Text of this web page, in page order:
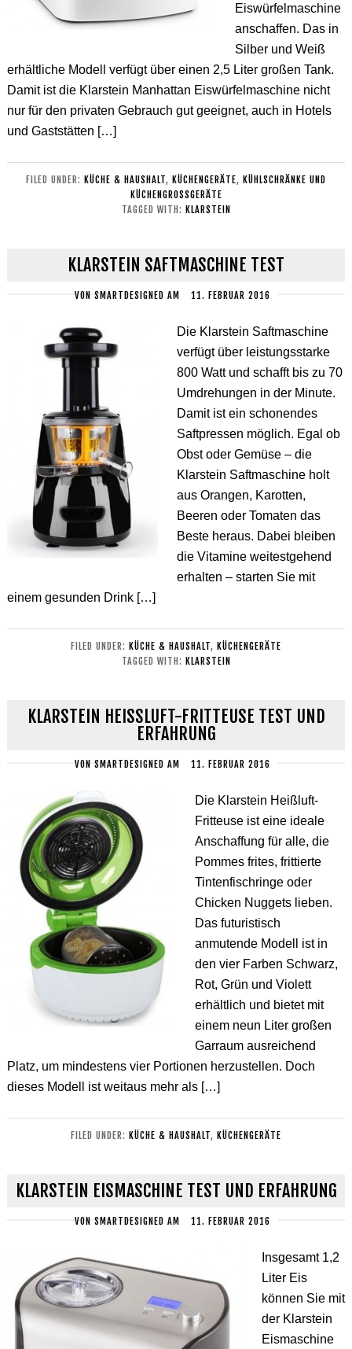
Eiswürfelmaschine
anschaffen. Das in
Silber und Weiß
erhältliche Modell verfügt über einen 2,5 Liter großen Tank.
Damit ist die Klarstein Manhattan Eiswürfelmaschine nicht
nur für den privaten Gebrauch gut geeignet, auch in Hotels
und Gaststätten […]
FILED UNDER: KÜCHE & HAUSHALT, KÜCHENGERÄTE, KÜHLSCHRÄNKE UND
KÜCHENGROSSGERÄTE
TAGGED WITH: KLARSTEIN
KLARSTEIN SAFTMASCHINE TEST
VON SMARTDESIGNED AM 11. FEBRUAR 2016
Die Klarstein Saftmaschine
verfügt über leistungsstarke
800 Watt und schafft bis zu 70
Umdrehungen in der Minute.
Damit ist ein schonendes
Saftpressen möglich. Egal ob
Obst oder Gemüse – die
Klarstein Saftmaschine holt
aus Orangen, Karotten,
Beeren oder Tomaten das
Beste heraus. Dabei bleiben
die Vitamine weitestgehend
erhalten – starten Sie mit
einem gesunden Drink […]
FILED UNDER: KÜCHE & HAUSHALT, KÜCHENGERÄTE
TAGGED WITH: KLARSTEIN
KLARSTEIN HEISSLUFT-FRITTEUSE TEST UND E
RFAHRUNG
VON SMARTDESIGNED AM 11. FEBRUAR 2016
Die Klarstein Heißluft-
Fritteuse ist eine ideale
Anschaffung für alle, die
Pommes frites, frittierte
Tintenfischringe oder
Chicken Nuggets lieben.
Das futuristisch
anmutende Modell ist in
den vier Farben Schwarz,
Rot, Grün und Violett
erhältlich und bietet mit
einem neun Liter großen
Garraum ausreichend
Platz, um mindestens vier Portionen herzustellen. Doch
dieses Modell ist weitaus mehr als […]
FILED UNDER: KÜCHE & HAUSHALT, KÜCHENGERÄTE
KLARSTEIN EISMASCHINE TEST UND ERFAHRUNG
VON SMARTDESIGNED AM 11. FEBRUAR 2016
Insgesamt 1,2
Liter Eis
können Sie mit
der Klarstein
Eismaschine